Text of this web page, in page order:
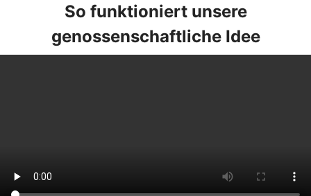
So funktioniert unsere
genossenschaftliche Idee